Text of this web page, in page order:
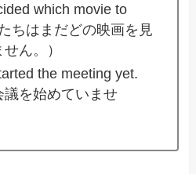
which movie to
ちはまだどの映画を見
ん。）
the meeting yet.
議を始めていませ